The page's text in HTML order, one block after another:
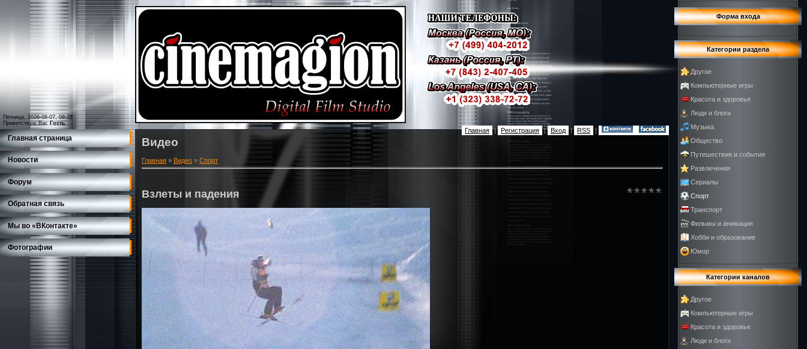
Пятница, 2026-08-07, 08:28
Приветствую Вас Гость
Главная | Регистрация | Вход | RSS |
Главная страница
Новости
Форум
Обратная связь
Мы во «ВКонтакте»
Фотографии
Видео
Главная » Видео » Спорт
Взлеты и падения
Форма входа
Категории раздела
Другое
Компьютерные игры
Красота и здоровье
Люди и блоги
Музыка
Общество
Путешествия и события
Развлечения
Сериалы
Спорт
Транспорт
Фильмы и анимация
Хобби и образование
Юмор
Категории каналов
Другое
Компьютерные игры
Красота и здоровье
Люди и блоги